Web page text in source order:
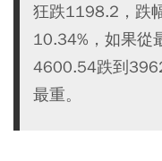
狂跌1198.2，跌
10.34%，如果從
4600.54跌到
最重。